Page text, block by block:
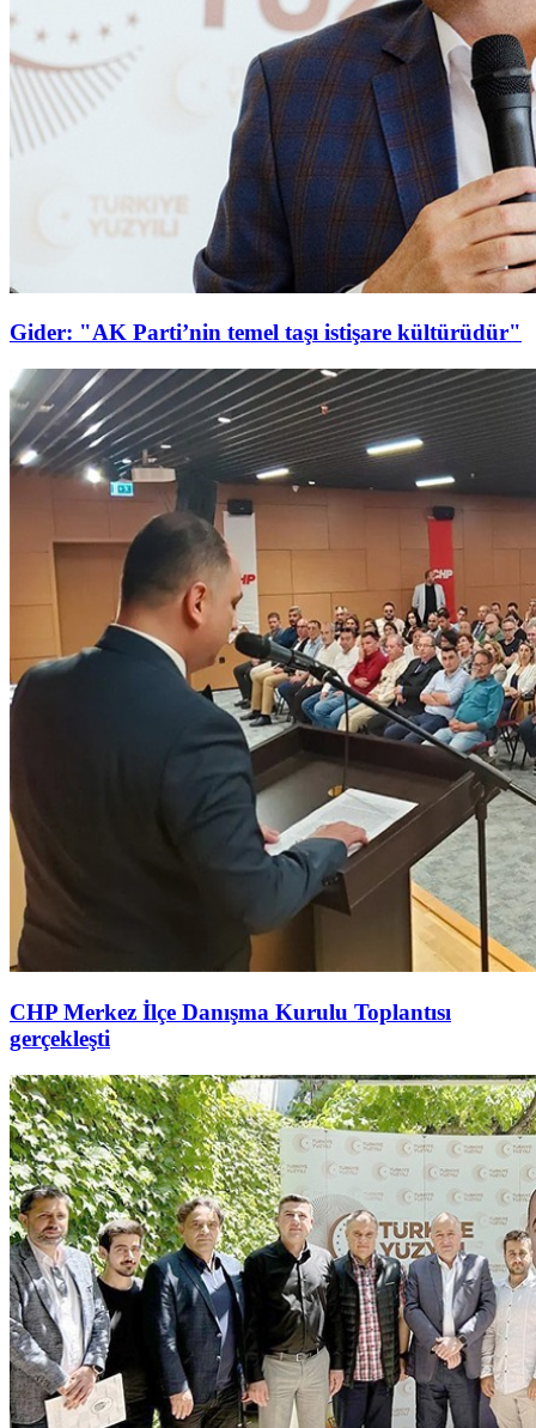
Gider: "AK Parti’nin temel taşı istişare kültürüdür"
CHP Merkez İlçe Danışma Kurulu Toplantısı
gerçekleşti